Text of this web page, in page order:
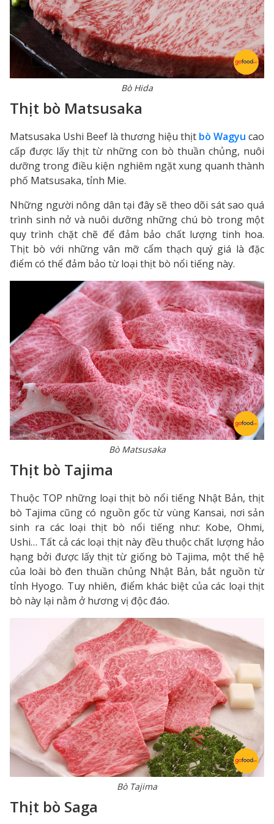
Bò Hida
Thịt bò Matsusaka
Matsusaka Ushi Beef là thương hiệu thịt bò Wagyu cao
cấp được lấy thịt từ những con bò thuần chủng, nuôi
dưỡng trong điều kiện nghiêm ngặt xung quanh thành
phố Matsusaka, tỉnh Mie.
Những người nông dân tại đây sẽ theo dõi sát sao quá
trình sinh nở và nuôi dưỡng những chú bò trong một
quy trình chặt chẽ để đảm bảo chất lượng tinh hoa.
Thịt bò với những vân mỡ cẩm thạch quý giá là đặc
điểm có thể đảm bảo từ loại thịt bò nổi tiếng này.
Bò Matsusaka
Thịt bò Tajima
Thuộc TOP những loại thịt bò nổi tiếng Nhật Bản, thịt
bò Tajima cũng có nguồn gốc từ vùng Kansai, nơi sản
sinh ra các loại thịt bò nổi tiếng như: Kobe, Ohmi,
Ushi… Tất cả các loại thịt này đều thuộc chất lượng hảo
hạng bởi được lấy thịt từ giống bò Tajima, một thế hệ
của loài bò đen thuần chủng Nhật Bản, bắt nguồn từ
tỉnh Hyogo. Tuy nhiên, điểm khác biệt của các loại thịt
bò này lại nằm ở hương vị độc đáo.
Bò Tajima
Thịt bò Saga